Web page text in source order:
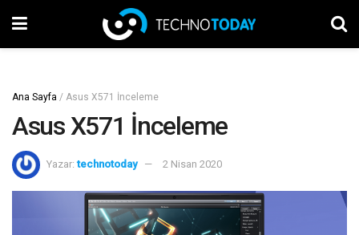
Ana Sayfa / Asus X571 İnceleme
Asus X571 İnceleme
Yazar: technotoday 2 Nisan 2020